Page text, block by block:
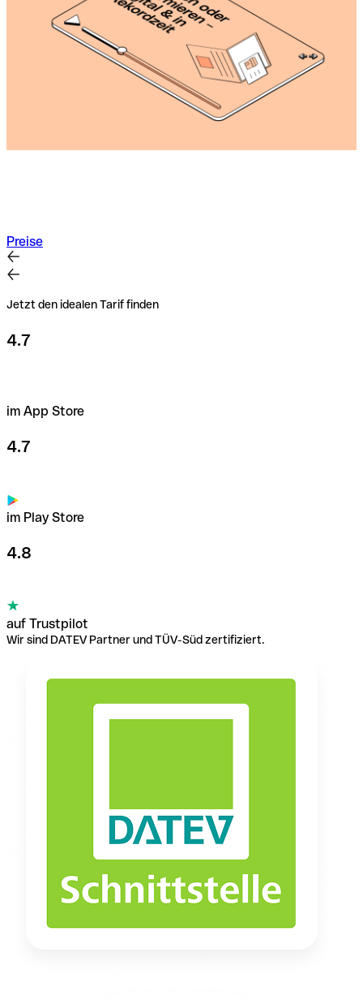
Preise
Jetzt den idealen Tarif finden
4.7
im App Store
4.7
im Play Store
4.8
auf Trustpilot
Wir sind DATEV Partner und TÜV-Süd zertifiziert.